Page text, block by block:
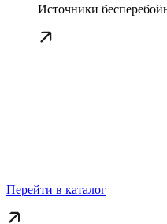
Источники
Перейти в каталог